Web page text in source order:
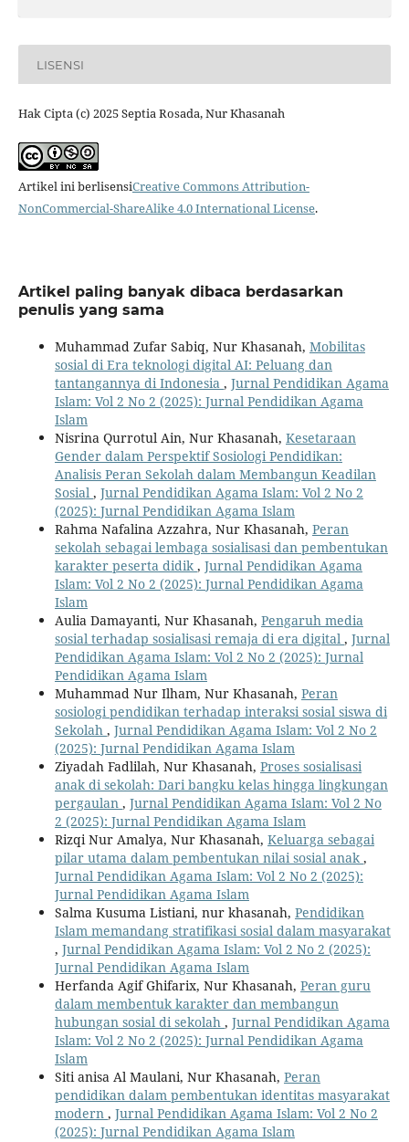
LISENSI
Hak Cipta (c) 2025 Septia Rosada, Nur Khasanah
Artikel ini berlisensiCreative Commons Attribution-
NonCommercial-ShareAlike 4.0 International License.
Artikel paling banyak dibaca berdasarkan
penulis yang sama
Muhammad Zufar Sabiq, Nur Khasanah, Mobilitas
sosial di Era teknologi digital AI: Peluang dan
tantangannya di Indonesia , Jurnal Pendidikan Agama
Islam: Vol 2 No 2 (2025): Jurnal Pendidikan Agama
Islam
Nisrina Qurrotul Ain, Nur Khasanah, Kesetaraan
Gender dalam Perspektif Sosiologi Pendidikan:
Analisis Peran Sekolah dalam Membangun Keadilan
Sosial , Jurnal Pendidikan Agama Islam: Vol 2 No 2
(2025): Jurnal Pendidikan Agama Islam
Rahma Nafalina Azzahra, Nur Khasanah, Peran
sekolah sebagai lembaga sosialisasi dan pembentukan
karakter peserta didik , Jurnal Pendidikan Agama
Islam: Vol 2 No 2 (2025): Jurnal Pendidikan Agama
Islam
Aulia Damayanti, Nur Khasanah, Pengaruh media
sosial terhadap sosialisasi remaja di era digital , Jurnal
Pendidikan Agama Islam: Vol 2 No 2 (2025): Jurnal
Pendidikan Agama Islam
Muhammad Nur Ilham, Nur Khasanah, Peran
sosiologi pendidikan terhadap interaksi sosial siswa di
Sekolah , Jurnal Pendidikan Agama Islam: Vol 2 No 2
(2025): Jurnal Pendidikan Agama Islam
Ziyadah Fadlilah, Nur Khasanah, Proses sosialisasi
anak di sekolah: Dari bangku kelas hingga lingkungan
pergaulan , Jurnal Pendidikan Agama Islam: Vol 2 No
2 (2025): Jurnal Pendidikan Agama Islam
Rizqi Nur Amalya, Nur Khasanah, Keluarga sebagai
pilar utama dalam pembentukan nilai sosial anak ,
Jurnal Pendidikan Agama Islam: Vol 2 No 2 (2025):
Jurnal Pendidikan Agama Islam
Salma Kusuma Listiani, nur khasanah, Pendidikan
Islam memandang stratifikasi sosial dalam masyarakat
, Jurnal Pendidikan Agama Islam: Vol 2 No 2 (2025):
Jurnal Pendidikan Agama Islam
Herfanda Agif Ghifarix, Nur Khasanah, Peran guru
dalam membentuk karakter dan membangun
hubungan sosial di sekolah , Jurnal Pendidikan Agama
Islam: Vol 2 No 2 (2025): Jurnal Pendidikan Agama
Islam
Siti anisa Al Maulani, Nur Khasanah, Peran
pendidikan dalam pembentukan identitas masyarakat
modern , Jurnal Pendidikan Agama Islam: Vol 2 No 2
(2025): Jurnal Pendidikan Agama Islam